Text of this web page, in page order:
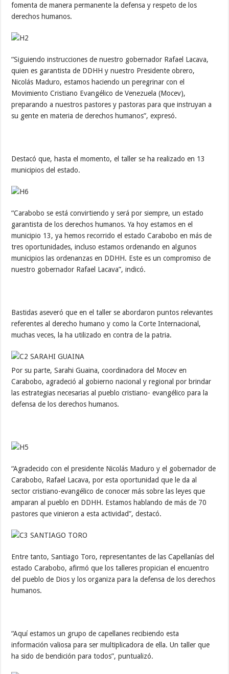
fomenta de manera permanente la defensa y respeto de los
derechos humanos.
“Siguiendo instrucciones de nuestro gobernador Rafael Lacava,
quien es garantista de DDHH y nuestro Presidente obrero,
Nicolás Maduro, estamos haciendo un peregrinar con el
Movimiento Cristiano Evangélico de Venezuela (Mocev),
preparando a nuestros pastores y pastoras para que instruyan a
su gente en materia de derechos humanos”, expresó.
Destacó que, hasta el momento, el taller se ha realizado en 13
municipios del estado.
“Carabobo se está convirtiendo y será por siempre, un estado
garantista de los derechos humanos. Ya hoy estamos en el
municipio 13, ya hemos recorrido el estado Carabobo en más de
tres oportunidades, incluso estamos ordenando en algunos
municipios las ordenanzas en DDHH. Este es un compromiso de
nuestro gobernador Rafael Lacava”, indicó.
Bastidas aseveró que en el taller se abordaron puntos relevantes
referentes al derecho humano y como la Corte Internacional,
muchas veces, la ha utilizado en contra de la patria.
Por su parte, Sarahi Guaina, coordinadora del Mocev en
Carabobo, agradeció al gobierno nacional y regional por brindar
las estrategias necesarias al pueblo cristiano- evangélico para la
defensa de los derechos humanos.
“Agradecido con el presidente Nicolás Maduro y el gobernador de
Carabobo, Rafael Lacava, por esta oportunidad que le da al
sector cristiano-evangélico de conocer más sobre las leyes que
amparan al pueblo en DDHH. Estamos hablando de más de 70
pastores que vinieron a esta actividad”, destacó.
Entre tanto, Santiago Toro, representantes de las Capellanías del
estado Carabobo, afirmó que los talleres propician el encuentro
del pueblo de Dios y los organiza para la defensa de los derechos
humanos.
“Aquí estamos un grupo de capellanes recibiendo esta
información valiosa para ser multiplicadora de ella. Un taller que
ha sido de bendición para todos”, puntualizó.